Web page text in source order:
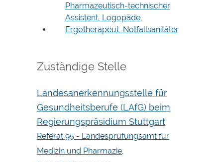
Pharmazeutisch-technischer
Assistent, Logopäde,
Ergotherapeut, Notfallsanitäter
Zuständige Stelle
Landesanerkennungsstelle für
Gesundheitsberufe (LAfG) beim
Regierungspräsidium Stuttgart
Referat 95 - Landesprüfungsamt für
Medizin und Pharmazie,